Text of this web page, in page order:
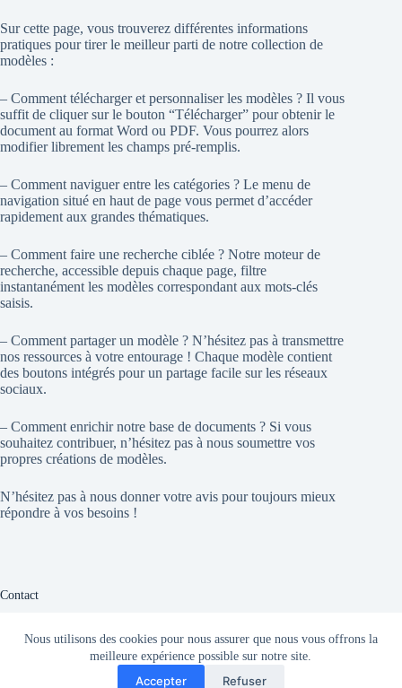
Nous utilisons des cookies pour nous assurer que nous vous offrons la
meilleure expérience possible sur notre site.
Accepter Refuser
Sur cette page, vous trouverez différentes informations
pratiques pour tirer le meilleur parti de notre collection de
modèles :
– Comment télécharger et personnaliser les modèles ? Il vous
suffit de cliquer sur le bouton “Télécharger” pour obtenir le
document au format Word ou PDF. Vous pourrez alors
modifier librement les champs pré-remplis.
– Comment naviguer entre les catégories ? Le menu de
navigation situé en haut de page vous permet d’accéder
rapidement aux grandes thématiques.
– Comment faire une recherche ciblée ? Notre moteur de
recherche, accessible depuis chaque page, filtre
instantanément les modèles correspondant aux mots-clés
saisis.
– Comment partager un modèle ? N’hésitez pas à transmettre
nos ressources à votre entourage ! Chaque modèle contient
des boutons intégrés pour un partage facile sur les réseaux
sociaux.
– Comment enrichir notre base de documents ? Si vous
souhaitez contribuer, n’hésitez pas à nous soumettre vos
propres créations de modèles.
N’hésitez pas à nous donner votre avis pour toujours mieux
répondre à vos besoins !
Contact
site4doc.com
Email:
admin@site4doc.com